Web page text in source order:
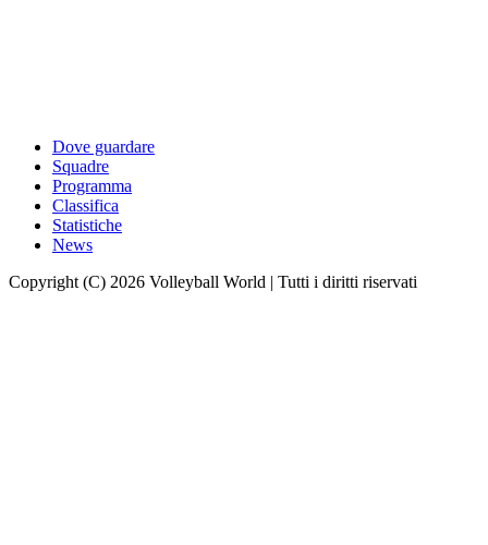
Dove guardare
Squadre
Programma
Classifica
Statistiche
News
Copyright (C) 2026 Volleyball World | Tutti i diritti riservati